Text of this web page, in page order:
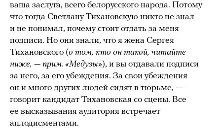
ваша заслуга, всего белорусского народа. Потому
что тогда Светлану Тихановскую никто не знал
и не понимал, почему стоит отдать за меня
подписи. Но они знали, что я жена Сергея
Тихановского (о том, кто он такой, читайте
ниже, — прим. «Медузы»), и вы отдавали подписи
за него, за его убеждения. За свои убеждения
он и много других людей сидят в тюрьме, —
говорит кандидат Тихановская со сцены. Все
ее высказывания аудитория встречает
аплодисментами.